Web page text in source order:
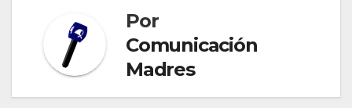
Por
Comunicación
Madres